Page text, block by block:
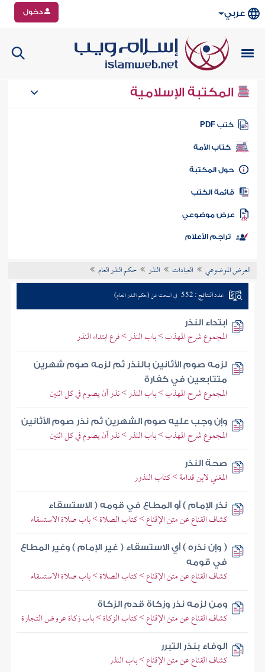
عربي دخول
المكتبة الإسلامية
كتب PDF
كتاب الأمة
المكتبة
الكتب
موضوعي
تراجم الأعلام
العرض الموضوعي العبادات النذر حكم النذر العام
عدد النتائج : 552 في البحث عن (حكم النذر العام)
ابتداء النذر
المجموع شرح المهذب > باب النذر > فرع ابتداء النذر
لزمه صوم الأثانين بالنذر ثم لزمه صوم شهرين
متتابعين في كفارة
المجموع شرح المهذب > باب النذر > نذر أن يصوم في كل اثنين
وإن وجب عليه صوم الشهرين ثم نذر صوم الأثانين
المجموع شرح المهذب > باب النذر > نذر أن يصوم في كل اثنين
صحة النذر
المغني لابن قدامة > كتاب النذور
نذر الإمام ) أو المطاع في قومه ( الاستسقاء
كشاف القناع عن متن الإقناع > كتاب الصلاة > باب صلاة الاستسقاء
( وإن نذره ) أي الاستسقاء ( غير الإمام ) وغير المطاع
في قومه
كشاف القناع عن متن الإقناع > كتاب الصلاة > باب صلاة الاستسقاء
ومن لزمه نذر وزكاة قدم الزكاة
كشاف القناع عن متن الإقناع > كتاب الزكاة > باب زكاة عروض التجارة
الوفاء بنذر التبرر
كشاف القناع عن متن الإقناع > باب النذر